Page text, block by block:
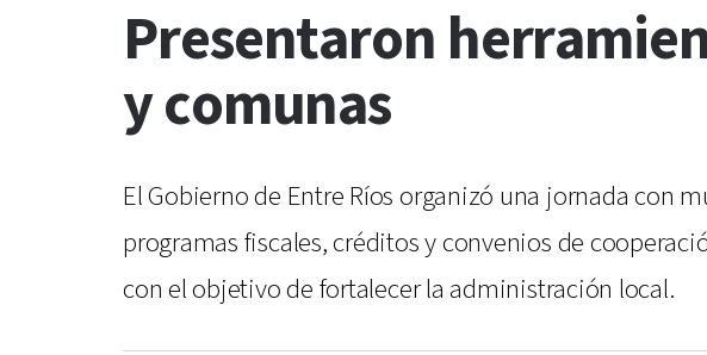
Presentaron
y comunas
El Gobierno de Entre Ríos organizó una jornada con
programas fiscales, créditos y convenios de
con el objetivo de fortalecer la administración local.